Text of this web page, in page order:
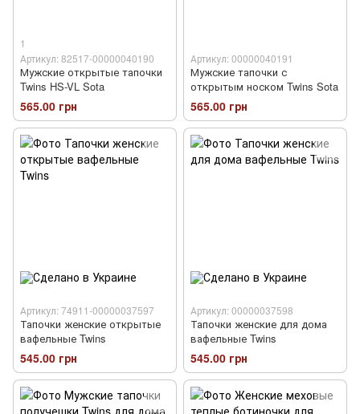
1
Артикул: 82517-00000040190
Мужские открытые тапочки
Twins HS-VL Sota
565.00 грн
Артикул: 00000040191
Мужские тапочки с
открытым носком Twins Sota
565.00 грн
Артикул: 74911-00000037597
Тапочки женские открытые
вафельные Twins
545.00 грн
Артикул: 00000037598
Тапочки женские для дома
вафельные Twins
545.00 грн